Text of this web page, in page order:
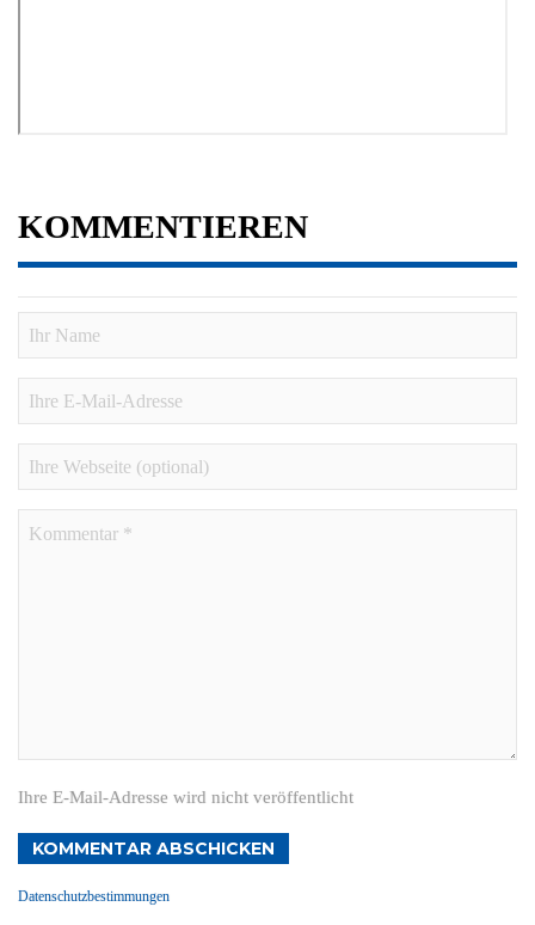
KOMMENTIEREN
Ihre E-Mail-Adresse wird nicht veröffentlicht
KOMMENTAR ABSCHICKEN
Datenschutzbestimmungen